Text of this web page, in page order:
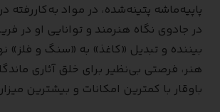
پاپیه‌ماشه پتینه‌شده، در مواد به‌کاررفته
در جادوی نگاه هنرمند و توانایی او در
بیننده و تبدیل «کاغذ» به «سنگ و فلز»
هنر، فرصتی بی‌نظیر برای خلق آثاری
باوقار با کمترین امکانات و بیشترین